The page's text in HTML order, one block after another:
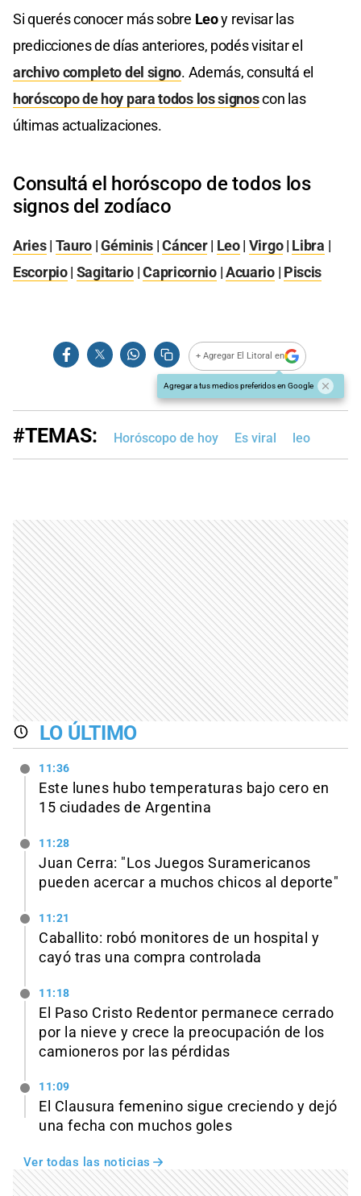
Si querés conocer más sobre Leoy revisar las
predicciones de días anteriores, podés visitar el
archivo completo del signo. Además, consultá el
horóscopo de hoy para todos los signoscon las
últimas actualizaciones.
Consultá el horóscopo de todos los
signos del zodíaco
Aries| Tauro |Géminis |Cáncer| Leo| Virgo| Libra |
Escorpio| Sagitario |Capricornio|Acuario| Piscis
+ Agregar El Litoral en
Agregar a tus medios preferidos en Google
#TEMAS: Horóscopo de hoy Es viral leo
LO ÚLTIMO
11:36
Este lunes hubo temperaturas bajo cero en
15 ciudades de Argentina
11:28
Juan Cerra: "Los Juegos Suramericanos
pueden acercar a muchos chicos al deporte"
11:21
Caballito: robó monitores de un hospital y
cayó tras una compra controlada
11:18
El Paso Cristo Redentor permanece cerrado
por la nieve y crece la preocupación de los
camioneros por las pérdidas
11:09
El Clausura femenino sigue creciendo y dejó
una fecha con muchos goles
Ver todas las noticias